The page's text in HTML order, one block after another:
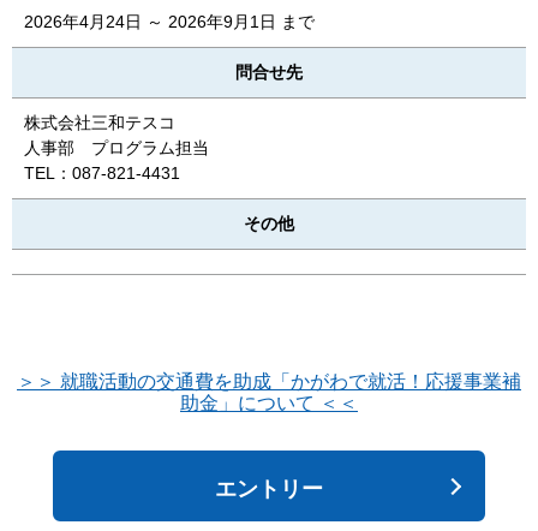
2026年4月24日 ～ 2026年9月1日 まで
問合せ先
株式会社三和テスコ
人事部 プログラム担当
TEL：087-821-4431
その他
＞＞ 就職活動の交通費を助成「かがわで就活！応援事業補
助金」について ＜＜
エントリー